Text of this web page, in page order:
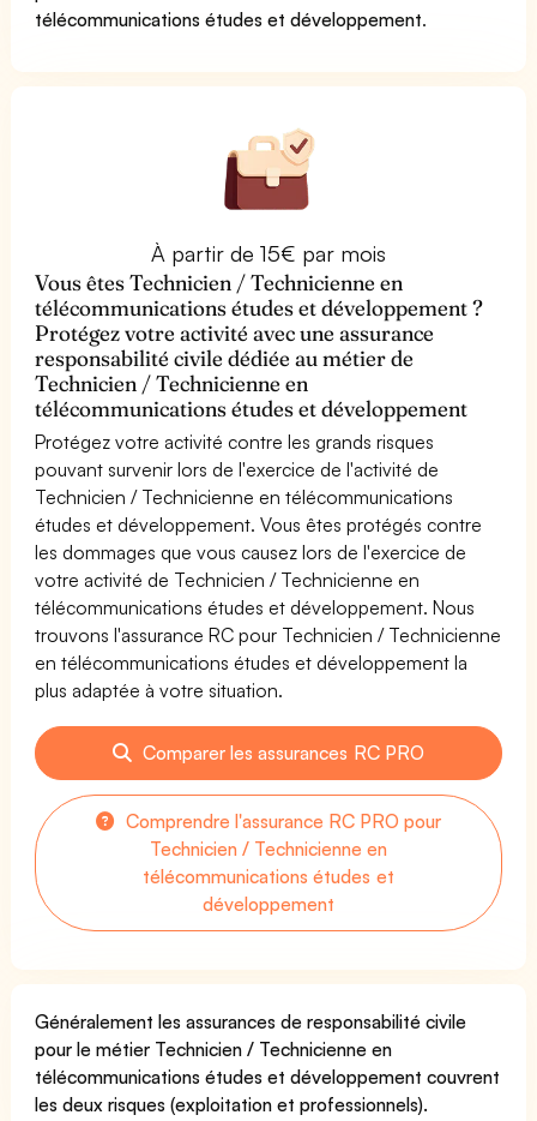
télécommunications études et développement.
À partir de 15€ par mois
Vous êtes Technicien / Technicienne en
télécommunications études et développement ?
Protégez votre activité avec une assurance
responsabilité civile dédiée au métier de
Technicien / Technicienne en
télécommunications études et développement
Protégez votre activité contre les grands risques
pouvant survenir lors de l'exercice de l'activité de
Technicien / Technicienne en télécommunications
études et développement. Vous êtes protégés contre
les dommages que vous causez lors de l'exercice de
votre activité de Technicien / Technicienne en
télécommunications études et développement. Nous
trouvons l'assurance RC pour Technicien / Technicienne
en télécommunications études et développement la
plus adaptée à votre situation.
Comparer les assurances RC PRO
Comprendre l'assurance RC PRO pour
Technicien / Technicienne en
télécommunications études et
développement
Généralement les assurances de responsabilité civile
pour le métier Technicien / Technicienne en
télécommunications études et développement couvrent
les deux risques (exploitation et professionnels).